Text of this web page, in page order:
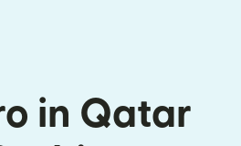
in Qatar